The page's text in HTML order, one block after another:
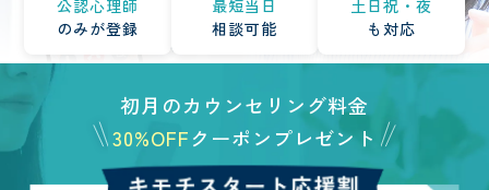
公認心理師
のみが登録
最短当日
相談可能
土日祝・夜
も対応
初月のカウンセリング料金
30%OFFクーポンプレゼント